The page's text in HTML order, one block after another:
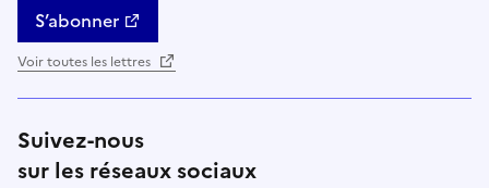
S’abonner
Voir toutes les lettres
Suivez-nous
sur les réseaux sociaux